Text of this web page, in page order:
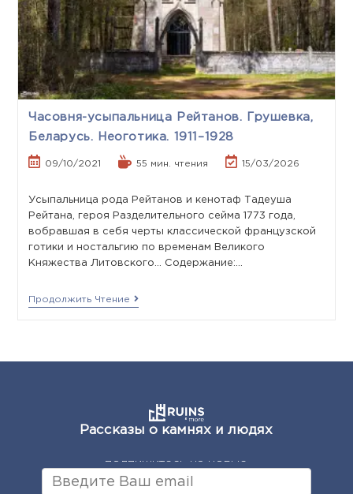
Часовня-усыпальница Рейтанов. Грушевка,
Беларусь. Неоготика. 1911–1928
09/10/2021 55 мин. чтения 15/03/2026
Усыпальница рода Рейтанов и кенотаф Тадеуша
Рейтана, героя Разделительного сейма 1773 года,
вобравшая в себя черты классической французской
готики и ностальгию по временам Великого
Княжества Литовского... Содержание:…
Продолжить Чтение
Рассказы о камнях и людях
подпишитесь на новые